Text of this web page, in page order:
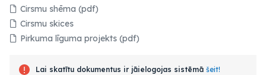
Cirsmu shēma (pdf)
Cirsmu skices
Pirkuma līguma projekts (pdf)
Lai skatītu dokumentus ir jāielogojas sistēmā šeit!